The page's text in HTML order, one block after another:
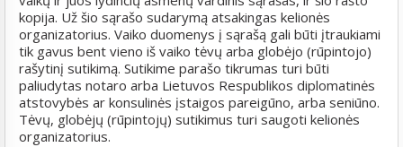
kopija. Už šio sąrašo sudarymą atsakingas kelionės
organizatorius. Vaiko duomenys į sąrašą gali būti įtraukiami
tik gavus bent vieno iš vaiko tėvų arba globėjo (rūpintojo)
rašytinį sutikimą. Sutikime parašo tikrumas turi būti
paliudytas notaro arba Lietuvos Respublikos diplomatinės
atstovybės ar konsulinės įstaigos pareigūno, arba seniūno.
Tėvų, globėjų (rūpintojų) sutikimus turi saugoti kelionės
organizatorius.